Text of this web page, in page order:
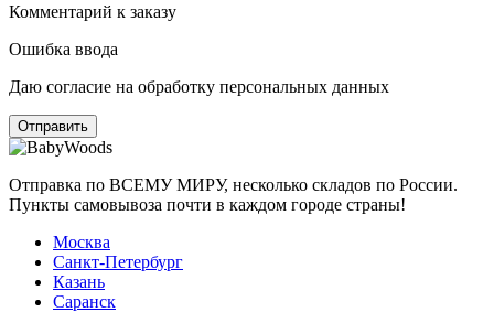
Комментарий к заказу
Ошибка ввода
Даю согласие на обработку персональных данных
Отправка по ВСЕМУ МИРУ, несколько складов по России.
Пункты самовывоза почти в каждом городе страны!
Москва
Санкт-Петербург
Казань
Саранск